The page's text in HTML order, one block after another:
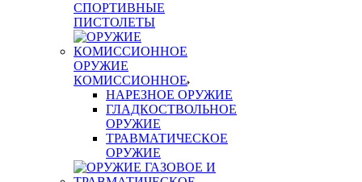
СПОРТИВНЫЕ
ПИСТОЛЕТЫ
ОРУЖИЕ
КОМИССИОННОЕ
НАРЕЗНОЕ ОРУЖИЕ
ГЛАДКОСТВОЛЬНОЕ
ОРУЖИЕ
ТРАВМАТИЧЕСКОЕ
ОРУЖИЕ